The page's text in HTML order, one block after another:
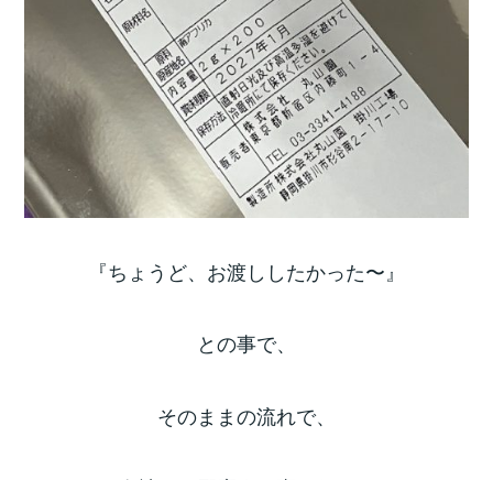
『ちょうど、お渡ししたかった〜』
との事で、
そのままの流れで、